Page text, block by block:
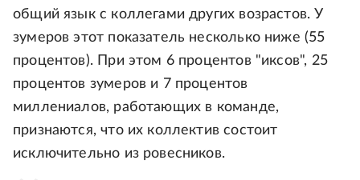
общий язык с коллегами других возрастов. У
зумеров этот показатель несколько ниже (55
процентов). При этом 6 процентов "иксов", 25
процентов зумеров и 7 процентов
миллениалов, работающих в команде,
признаются, что их коллектив состоит
исключительно из ровесников.